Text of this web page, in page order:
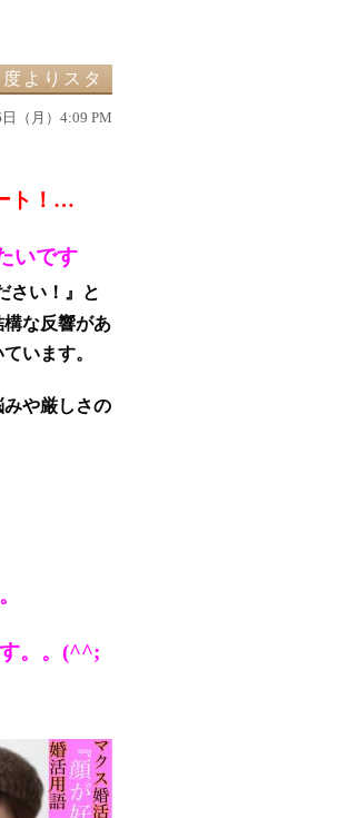
よりスタ
（月）4:09 PM
ト！…
いです
さい！』と
な反響があ
います。
や厳しさの
。。(^^;